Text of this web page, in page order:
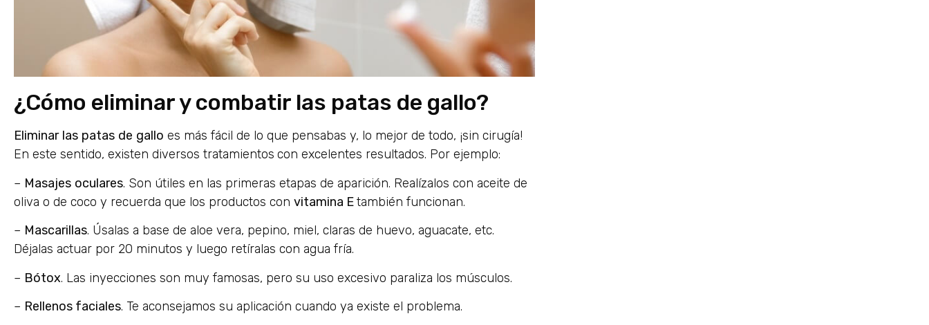
¿Cómo eliminar y combatir las patas de gallo?
Eliminar las patas de gallo es más fácil de lo que pensabas y, lo mejor de todo, ¡sin cirugía!
En este sentido, existen diversos tratamientos con excelentes resultados. Por ejemplo:
– Masajes oculares. Son útiles en las primeras etapas de aparición. Realízalos con aceite de
oliva o de coco y recuerda que los productos con vitamina Etambién funcionan.
– Mascarillas. Úsalas a base de aloe vera, pepino, miel, claras de huevo, aguacate, etc.
Déjalas actuar por 20 minutos y luego retíralas con agua fría.
– Bótox. Las inyecciones son muy famosas, pero su uso excesivo paraliza los músculos.
– Rellenos faciales. Te aconsejamos su aplicación cuando ya existe el problema.